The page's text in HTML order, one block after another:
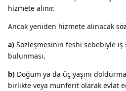
hizmete alınır.
Ancak yeniden hizmete alınacak
a) Sözleşmesinin feshi sebebiyle iş
bulunması,
b) Doğum ya da üç yaşını
birlikte veya münferit olarak evlat